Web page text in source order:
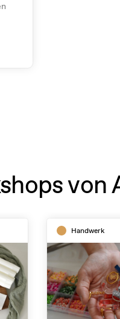
von
Handwerk